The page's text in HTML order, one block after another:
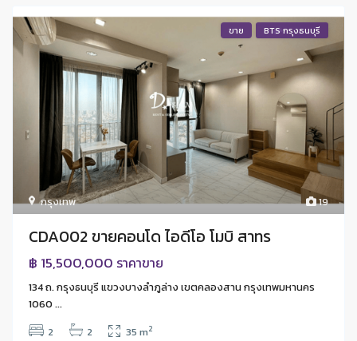
19
กรุงเทพ
ขาย BTS กรุงธนบุรี
CDA002 ขายคอนโด ไอดีโอ โมบิ สาทร
฿ 15,500,000 ราคาขาย
134 ถ. กรุงธนบุรี แขวงบางลําภูล่าง เขตคลองสาน กรุงเทพมหานคร
1060 ...
2
2 35 m2